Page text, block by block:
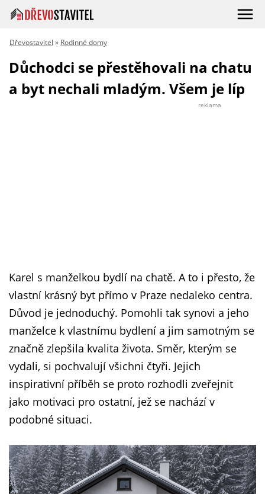
Dřevostavitel » Rodinné domy
Důchodci se přestěhovali na chatu
a byt nechali mladým. Všem je líp
reklama
Karel s manželkou bydlí na chatě. A to i přesto, že
vlastní krásný byt přímo v Praze nedaleko centra.
Důvod je jednoduchý. Pomohli tak synovi a jeho
manželce k vlastnímu bydlení a jim samotným se
značně zlepšila kvalita života. Směr, kterým se
vydali, si pochvalují všichni čtyři. Jejich
inspirativní příběh se proto rozhodli zveřejnit
jako motivaci pro ostatní, jež se nachází v
podobné situaci.